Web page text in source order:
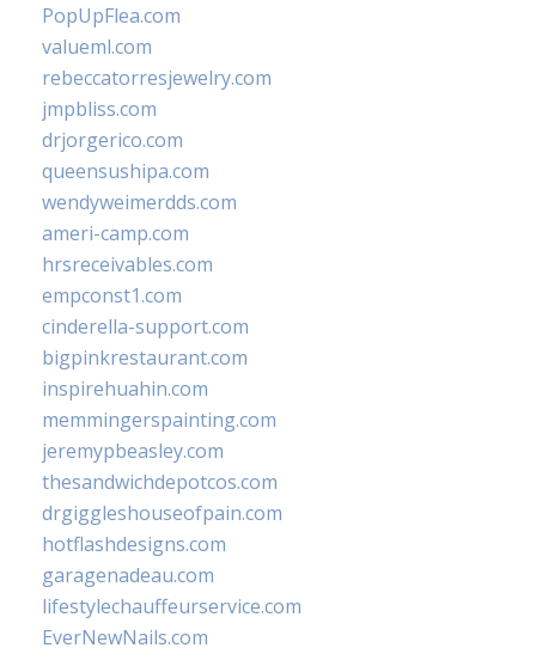
PopUpFlea.com
valueml.com
rebeccatorresjewelry.com
jmpbliss.com
drjorgerico.com
queensushipa.com
wendyweimerdds.com
ameri-camp.com
hrsreceivables.com
empconst1.com
cinderella-support.com
bigpinkrestaurant.com
inspirehuahin.com
memmingerspainting.com
jeremypbeasley.com
thesandwichdepotcos.com
drgiggleshouseofpain.com
hotflashdesigns.com
garagenadeau.com
lifestylechauffeurservice.com
EverNewNails.com